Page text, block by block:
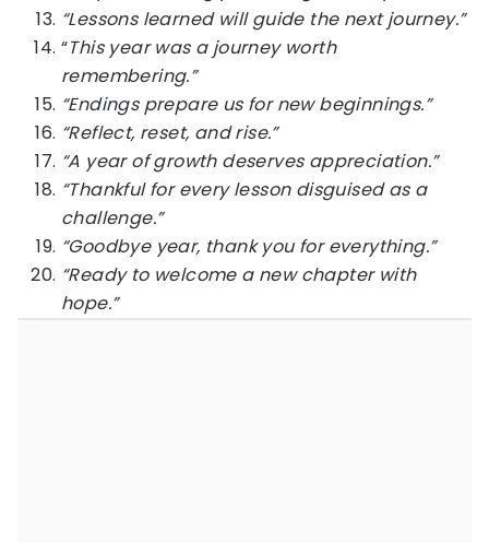
“Lessons learned will guide the next journey.”
“This year was a journey worth
remembering.”
“Endings prepare us for new beginnings.”
“Reflect, reset, and rise.”
“A year of growth deserves appreciation.”
“Thankful for every lesson disguised as a
challenge.”
“Goodbye year, thank you for everything.”
“Ready to welcome a new chapter with
hope.”